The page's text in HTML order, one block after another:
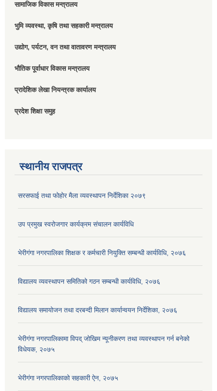
सामाजिक विकास मन्त्रालय
भुमि व्यवस्था, कृषि तथा सहकारी मन्त्रालय
उद्योग, पर्यटन, वन तथा वातावरण मन्त्रालय
भौतिक पूर्वाधार विकास मन्त्रालय
प्रादेशिक लेखा नियन्त्रक कार्यालय
प्रदेश शिक्षा समुह
स्थानीय राजपत्र
सरसफाई तथा फोहोर मैला व्यवस्थापन निर्देशिका २०७९
उप प्रमुख स्वरोजगार कार्यक्रम संचालन कार्यविधि
भेरीगंगा नगरपालिका शिक्षक र कर्मचारी नियुक्ति सम्बन्धी कार्यविधि, २०७६
विद्यालय व्यवस्थापन समितिको गठन सम्बन्धी कार्यविधि, २०७६
विद्यालय समायोजन तथा दरबन्दी मिलान कार्यान्वयन निर्देशिका, २०७६
भेरीगंगा नगरपालिकामा विपद् जोखिम न्यूनीकरण तथा व्यवस्थापन गर्न बनेको
विधेयक, २०७५
भेरीगंगा नगरपालिकाको सहकारी ऐन, २०७५